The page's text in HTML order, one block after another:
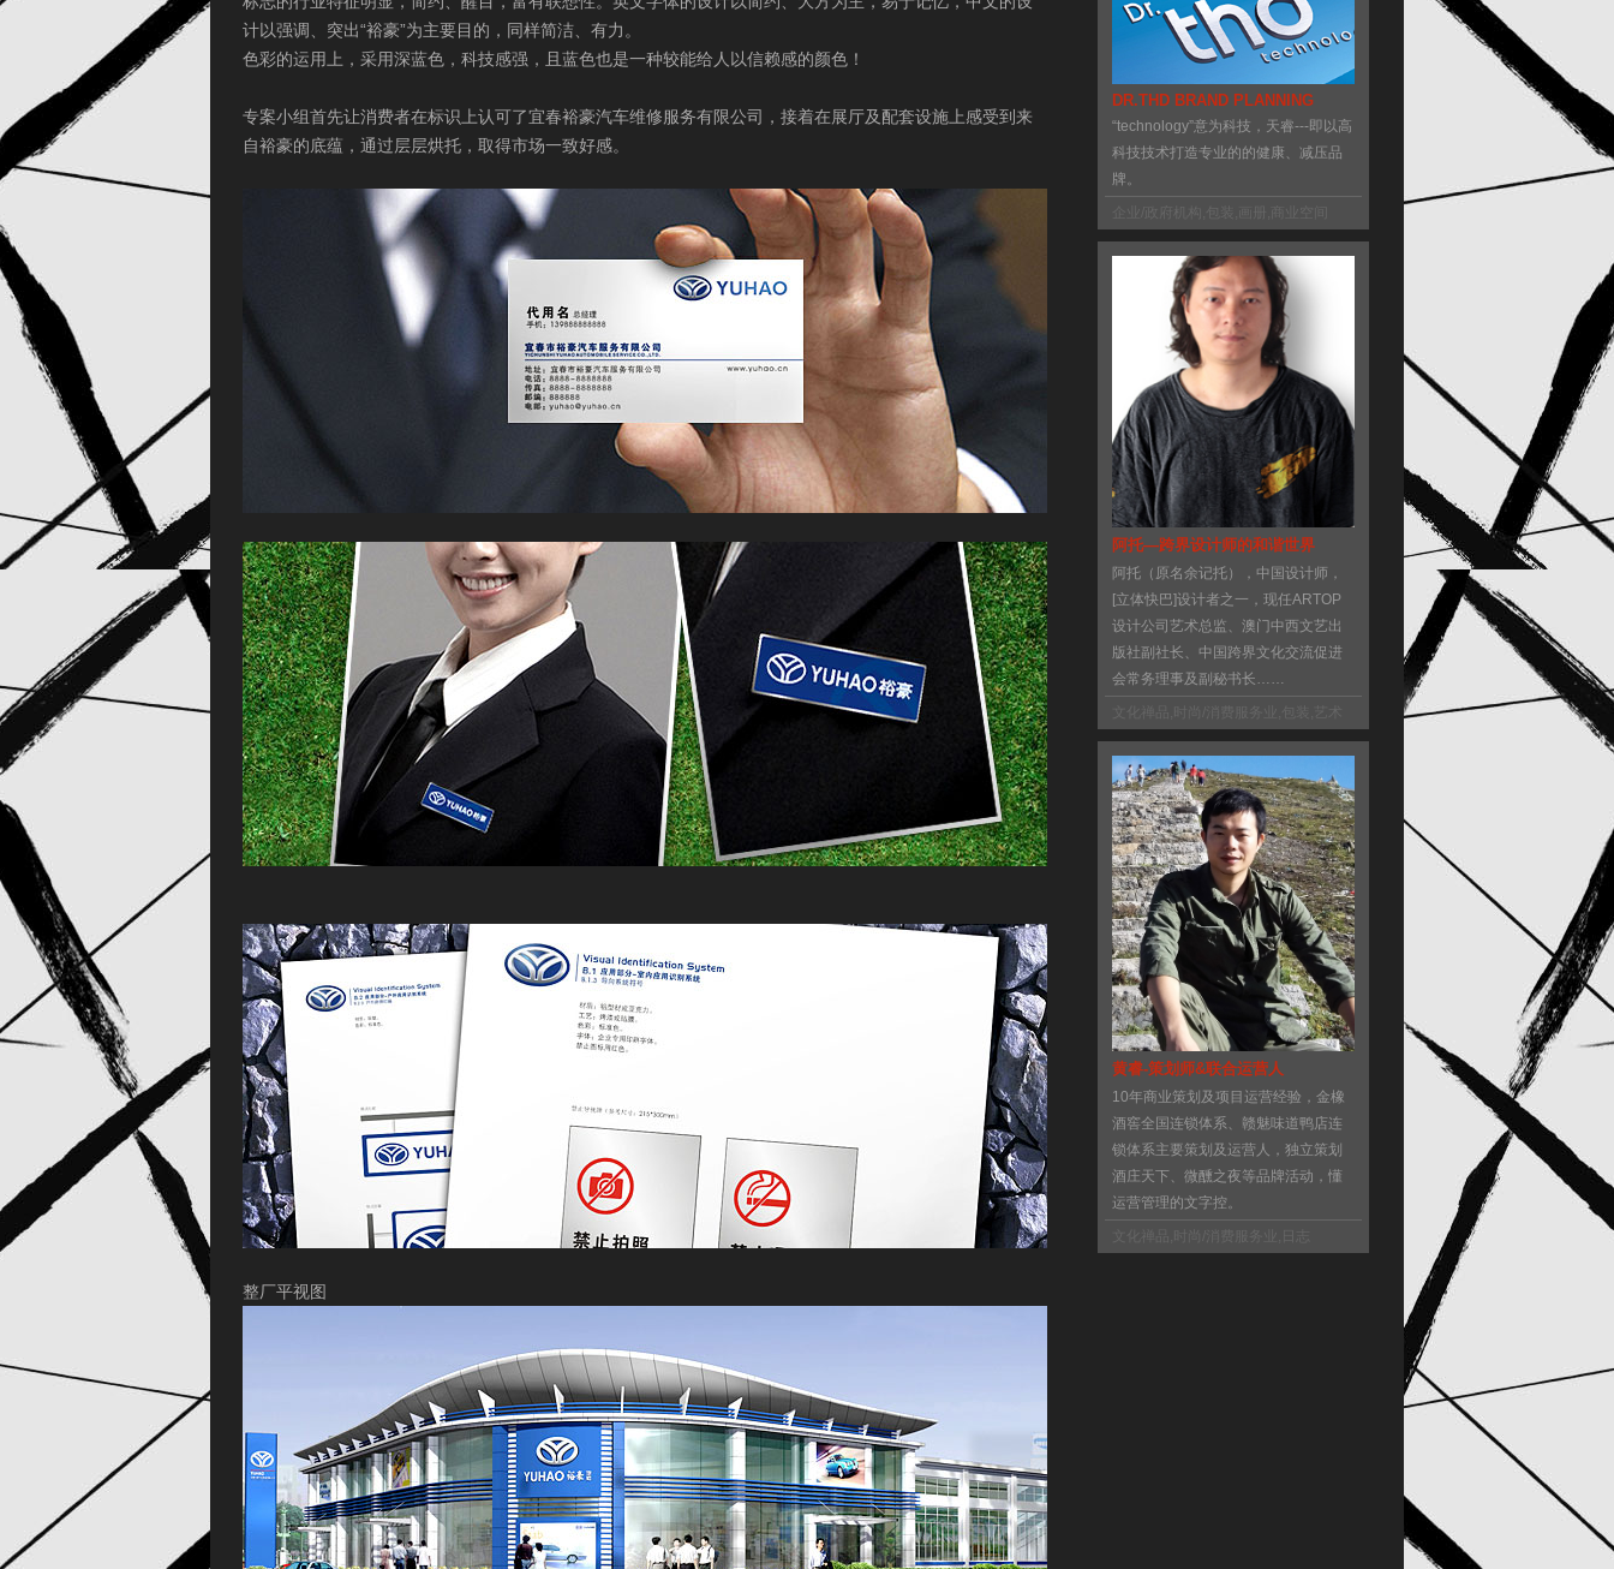
计以强调、突出“裕豪”为主要目的，同样简洁、有力。
色彩的运用上，采用深蓝色，科技感强，且蓝色也是一种较能给人以信赖感的颜色！
专案小组首先让消费者在标识上认可了宜春裕豪汽车维修服务有限公司，接着在展厅及配套设施上感受到来
自裕豪的底蕴，通过层层烘托，取得市场一致好感。
整厂平视图
DR.THD BRAND PLANNING
“technology”意为科技，天睿---即以高
科技技术打造专业的的健康、减压品
牌。
企业/政府机构
阿托—跨界设计师的和谐世界
阿托（原名余记托），中国设计师，
[立体快巴]设计者之一，现任ARTOP
设计公司艺术总监、澳门中西文艺出
版社副社长、中国跨界文化交流促进
会常务理事及副秘书长……
类出版,日志
黄睿-策划师&联合运营人
10年商业策划及项目运营经验，金橡
酒窖全国连锁体系、赣魅味道鸭店连
锁体系主要策划及运营人，独立策划
酒庄天下、微醺之夜等品牌活动，懂
运营管理的文字控。